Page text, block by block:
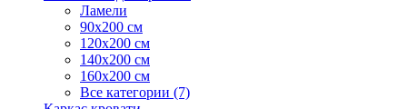
Ламели
90х200 см
120х200 см
140х200 см
160х200 см
Все категории (7)